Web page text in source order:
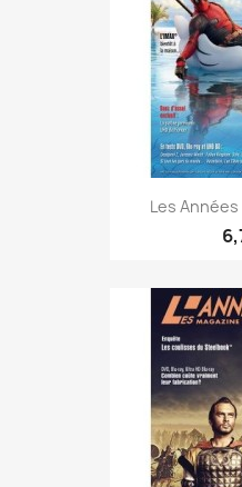
Les Années